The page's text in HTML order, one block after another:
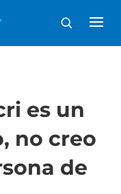
es un
no creo
de